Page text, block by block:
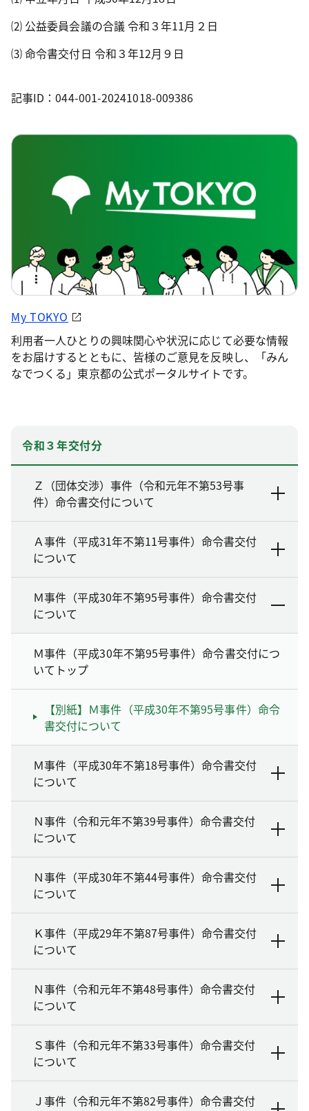
⑵ 公益委員会議の合議 令和３年11月２日
⑶ 命令書交付日 令和３年12月９日
記事ID：044-001-20241018-009386
My TOKYO
利用者一人ひとりの興味関心や状況に応じて必要な情報
をお届けするとともに、皆様のご意見を反映し、「みん
なでつくる」東京都の公式ポータルサイトです。
令和３年交付分
Ｚ（団体交渉）事件（令和元年不第53号事
件）命令書交付について
Ａ事件（平成31年不第11号事件）命令書交付
について
Ｍ事件（平成30年不第95号事件）命令書交付
について
Ｍ事件（平成30年不第95号事件）命令書交付につ
いてトップ
【別紙】Ｍ事件（平成30年不第95号事件）命令
書交付について
Ｍ事件（平成30年不第18号事件）命令書交付
について
Ｎ事件（令和元年不第39号事件）命令書交付
について
Ｎ事件（平成30年不第44号事件）命令書交付
について
Ｋ事件（平成29年不第87号事件）命令書交付
について
Ｎ事件（令和元年不第48号事件）命令書交付
について
Ｓ事件（令和元年不第33号事件）命令書交付
について
Ｊ事件（令和元年不第82号事件）命令書交付